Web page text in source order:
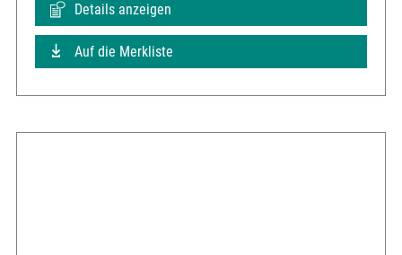
Details anzeigen
Auf die Merkliste